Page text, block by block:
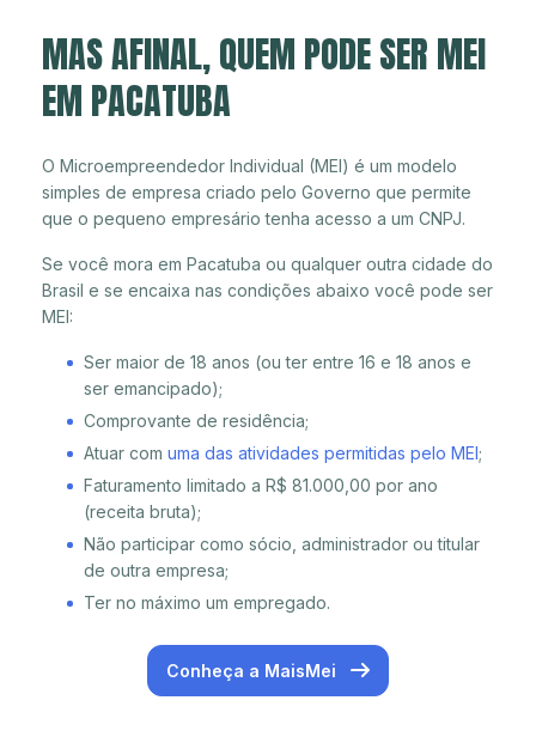
MAS AFINAL, QUEM PODE SER MEI
EM PACATUBA
O Microempreendedor Individual (MEI) é um modelo
simples de empresa criado pelo Governo que permite
que o pequeno empresário tenha acesso a um CNPJ.
Se você mora em Pacatuba ou qualquer outra cidade do
Brasil e se encaixa nas condições abaixo você pode ser
MEI:
Ser maior de 18 anos (ou ter entre 16 e 18 anos e
ser emancipado);
Comprovante de residência;
Atuar com uma das atividades permitidas pelo MEI;
Faturamento limitado a R$ 81.000,00 por ano
(receita bruta);
Não participar como sócio, administrador ou titular
de outra empresa;
Ter no máximo um empregado.
Conheça a MaisMei